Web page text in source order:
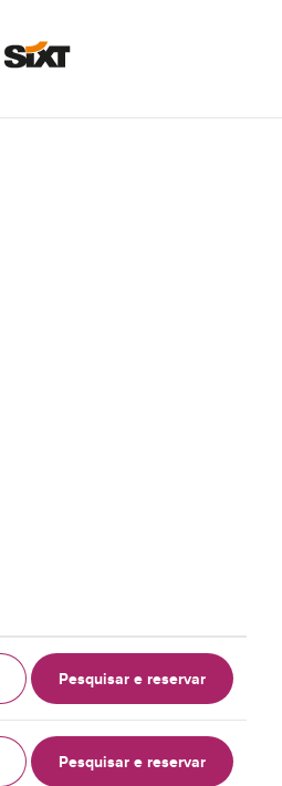
Pesquisar e reservar
Pesquisar e reservar